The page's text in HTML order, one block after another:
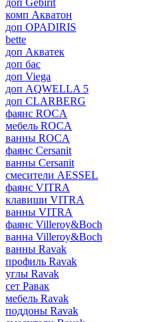
доп Gebirit
комп Акватон
доп OPADIRIS
bette
доп Акватек
доп бас
доп Viega
доп AQWELLA 5
доп CLARBERG
фаянс ROCA
мебель ROCA
ванны ROCA
фаянс Cersanit
ванны Cersanit
смесители AESSEL
фаянс VITRA
клавиши VITRA
ванны VITRA
фаянс Villeroy&Boch
ванна Villeroy&Boch
ванны Ravak
профиль Ravak
углы Ravak
сет Равак
мебель Ravak
поддоны Ravak